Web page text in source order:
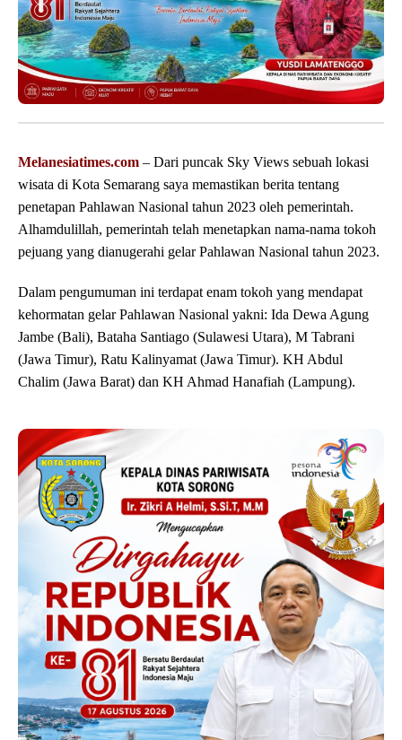
Melanesiatimes.com – Dari puncak Sky Views sebuah lokasi
wisata di Kota Semarang saya memastikan berita tentang
penetapan Pahlawan Nasional tahun 2023 oleh pemerintah.
Alhamdulillah, pemerintah telah menetapkan nama-nama tokoh
pejuang yang dianugerahi gelar Pahlawan Nasional tahun 2023.
Dalam pengumuman ini terdapat enam tokoh yang mendapat
kehormatan gelar Pahlawan Nasional yakni: Ida Dewa Agung
Jambe (Bali), Bataha Santiago (Sulawesi Utara), M Tabrani
(Jawa Timur), Ratu Kalinyamat (Jawa Timur). KH Abdul
Chalim (Jawa Barat) dan KH Ahmad Hanafiah (Lampung).